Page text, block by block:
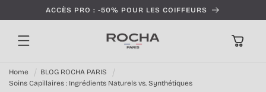
contenu
ACCÈS PRO : -50% POUR LES COIFFEURS
Panier
Home
BLOG ROCHA PARIS
Soins Capillaires : Ingrédients Naturels vs. Synthétiques